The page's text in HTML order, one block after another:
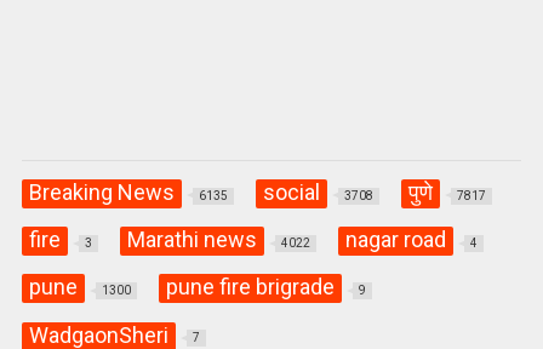
Breaking News 6135 social 3708 पुणे 7817
fire 3 Marathi news 4022 nagar road 4
pune 1300 pune fire brigrade 9
WadgaonSheri 7